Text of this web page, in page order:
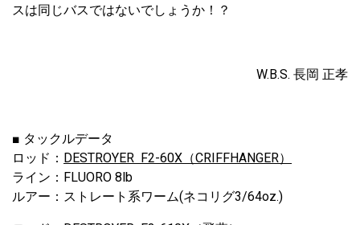
スは同じバスではないでしょうか！？
W.B.S. 長岡 正孝
■ タックルデータ
ロッド： DESTROYER F2-60X（CRIFFHANGER）
ライン：FLUORO 8lb
ルアー：ストレート系ワーム(ネコリグ3/64oz.)